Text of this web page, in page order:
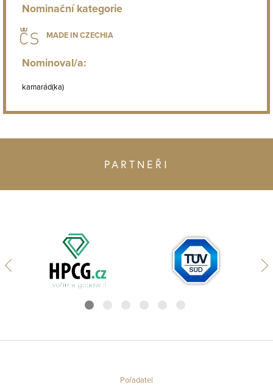
Nominační kategorie
MADE IN CZECHIA
Nominoval/a:
kamarád(ka)
PARTNEŘI
Pořadatel